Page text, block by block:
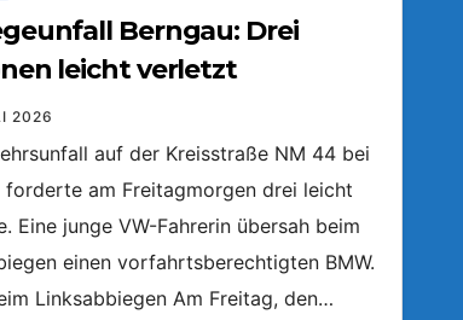
Berngau: Drei
leicht verletzt
2026
auf der Kreisstraße NM 44 bei
forderte am Freitagmorgen drei leicht
Eine junge VW-Fahrerin übersah beim
einen vorfahrtsberechtigten BMW.
Linksabbiegen Am Freitag, den…